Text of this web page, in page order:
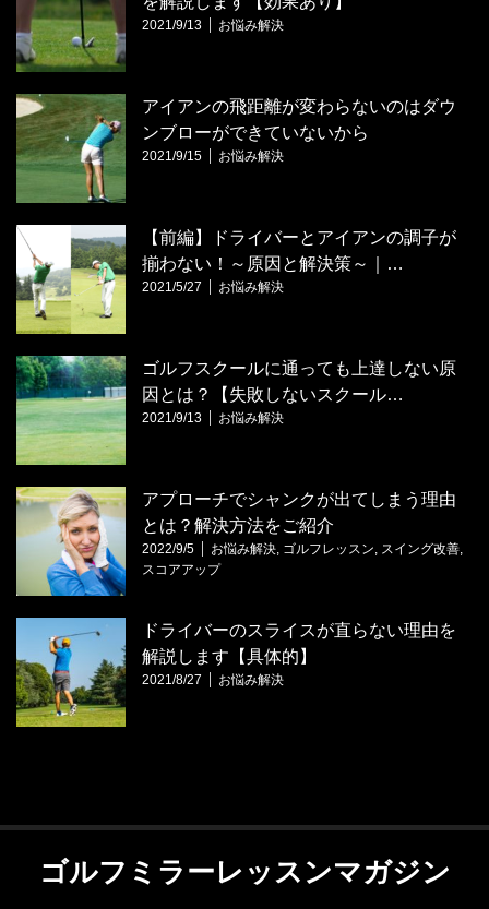
2021/9/13 お悩み解決
アイアンの飛距離が変わらないのはダウ
ンブローができていないから
2021/9/15 お悩み解決
【前編】ドライバーとアイアンの調子が
揃わない！～原因と解決策～｜…
2021/5/27 お悩み解決
ゴルフスクールに通っても上達しない原
因とは？【失敗しないスクール…
2021/9/13 お悩み解決
アプローチでシャンクが出てしまう理由
とは？解決方法をご紹介
2022/9/5 お悩み解決, ゴルフレッスン, スイング改善,
スコアアップ
ドライバーのスライスが直らない理由を
解説します【具体的】
2021/8/27 お悩み解決
ゴルフミラーレッスンマガジン